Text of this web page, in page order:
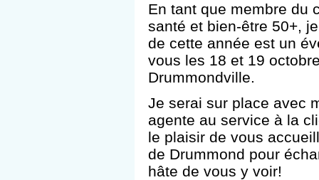
En tant que membre du
santé et bien-être 50+,
de cette année est un
vous les 18 et 19
Drummondville.
Je serai sur place avec
agente au service à la
le plaisir de vous
de Drummond pour
hâte de vous y voir!